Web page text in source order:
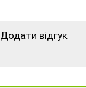
Додати відгук